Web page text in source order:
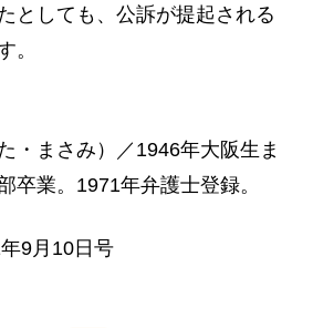
としても、公訴が提起される
。
・まさみ）／1946年大阪生ま
卒業。1971年弁護士登録。
9月10日号